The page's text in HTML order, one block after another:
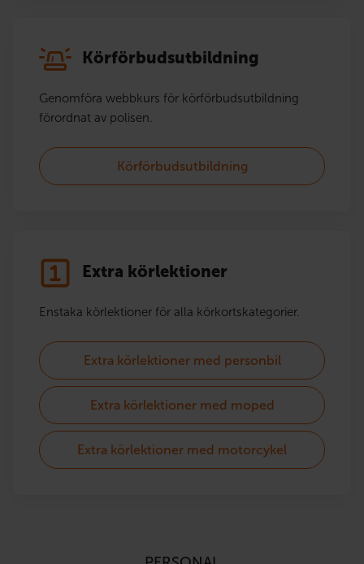
Körförbudsutbildning
Genomföra webbkurs för körförbudsutbildning
förordnat av polisen.
Körförbudsutbildning
Extra körlektioner
Enstaka körlektioner för alla körkortskategorier.
Extra körlektioner med personbil
Extra körlektioner med moped
Extra körlektioner med motorcykel